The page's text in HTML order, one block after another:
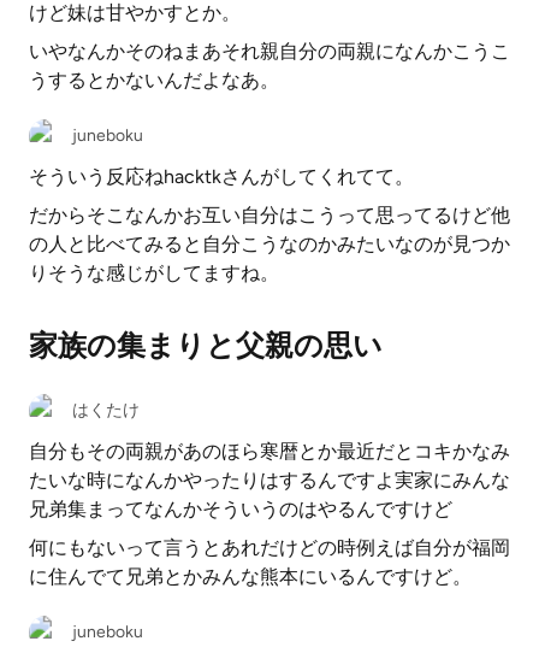
けど妹は甘やかすとか。
いやなんかそのねまあそれ親自分の両親になんかこうこ
うするとかないんだよなあ。
juneboku
そういう反応ねhacktkさんがしてくれてて。
だからそこなんかお互い自分はこうって思ってるけど他
の人と比べてみると自分こうなのかみたいなのが見つか
りそうな感じがしてますね。
家族の集まりと父親の思い
はくたけ
自分もその両親があのほら寒暦とか最近だとコキかなみ
たいな時になんかやったりはするんですよ実家にみんな
兄弟集まってなんかそういうのはやるんですけど
何にもないって言うとあれだけどの時例えば自分が福岡
に住んでて兄弟とかみんな熊本にいるんですけど。
juneboku